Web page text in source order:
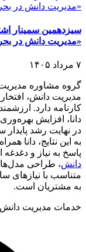
سیزدهمین سمینار
«مدیریت دانش در
۷ مرداد ۱۴۰۵
گروه مشاوره مدیریت
مدیریت دانش،
کارنامه دارد.
دانا، افزایش
در نهایت رشد
به این نتایج، دانا
پاسخ به نیاز و
دانش، طراحی
متناسب با نیازهای
به مشتریان است.
خدمات مدیریت دانش